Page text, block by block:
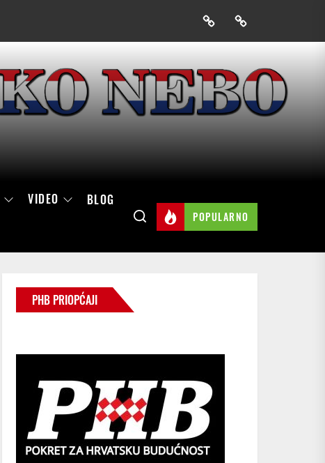
PrijavakSkini
mobilnu
Hrvatskog
neba
VIDEO BLOG
POPULARNO
PHB PRIOPĆAJI